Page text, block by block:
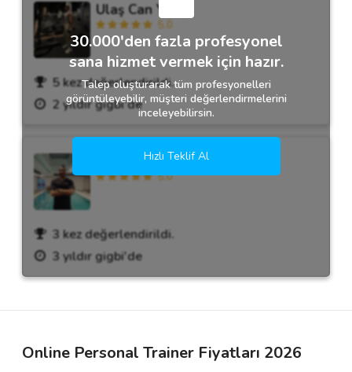
Ulaş Can Yaraş
5.0
5 kez değerlendirildi.
2 yıldır gigbi'de
Volkan Aydın
5.0
3 kez değerlendirildi.
3 yıldır gigbi'de
30.000'den fazla profesyonel
sana hizmet vermek için hazır.
Talep oluşturarak tüm profesyonelleri
görüntüleyebilir, müşteri değerlendirmelerini
inceleyebilirsin.
Hızlı Teklif Al
Online Personal Trainer Fiyatları 2026